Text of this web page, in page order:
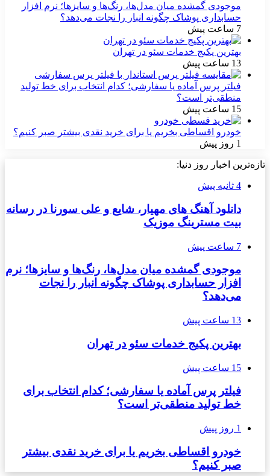
موجودی گمشده میان مدل‌ها، رنگ‌ها و سایزها؛ نرم افزار
حسابداری پوشاک چگونه انبار را نجات می‌دهد؟
7 ساعت پیش
بهترین پکیج خدمات سئو در تهران
13 ساعت پیش
فیلتر پرس آماده یا سفارشی؛ کدام انتخاب برای خط تولید
منطقی‌تر است؟
15 ساعت پیش
خودرو اقساطی بخریم یا برای خرید نقدی بیشتر صبر کنیم؟
1 روز پیش
تازه‌ترین اخبار روز دنیا:
4 ثانیه پیش
دانلود آهنگ های مهیار، شایع و علی سورنا در رسانه
بیت مسترینگ موزیک
7 ساعت پیش
موجودی گمشده میان مدل‌ها، رنگ‌ها و سایزها؛ نرم
افزار حسابداری پوشاک چگونه انبار را نجات
می‌دهد؟
13 ساعت پیش
بهترین پکیج خدمات سئو در تهران
15 ساعت پیش
فیلتر پرس آماده یا سفارشی؛ کدام انتخاب برای
خط تولید منطقی‌تر است؟
1 روز پیش
خودرو اقساطی بخریم یا برای خرید نقدی بیشتر
صبر کنیم؟